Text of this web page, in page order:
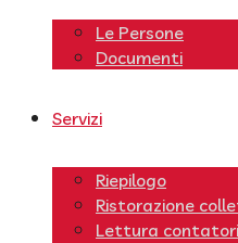
Le Persone
Documenti
Servizi
Riepilogo
Ristorazione
Lettura contatori